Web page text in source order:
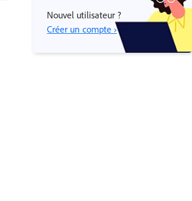
Nouvel utilisateur ?
Créer un compte ›